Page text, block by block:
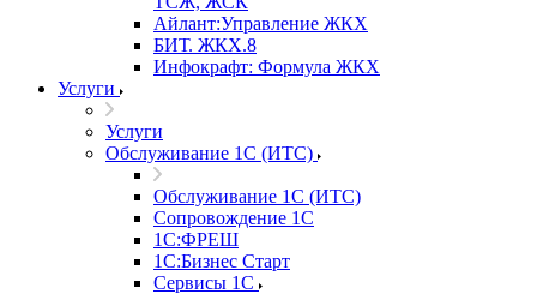
Айлант:Управление ЖКХ
БИТ. ЖКХ.8
Инфокрафт: Формула ЖКХ
Услуги
Услуги
Обслуживание 1С (ИТС)
Обслуживание 1С (ИТС)
Сопровождение 1С
1С:ФРЕШ
1С:Бизнес Старт
Сервисы 1С